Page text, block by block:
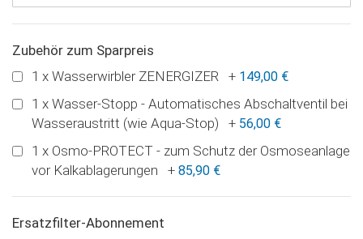
Zubehör zum Sparpreis
1 x Wasserwirbler ZENERGIZER
+ 149,00 €
1 x Wasser-Stopp - Automatisches Abschaltventil bei
Wasseraustritt (wie Aqua-Stop)
+ 56,00 €
1 x Osmo-PROTECT - zum Schutz der Osmoseanlage
vor Kalkablagerungen
+ 85,90 €
Ersatzfilter-Abonnement